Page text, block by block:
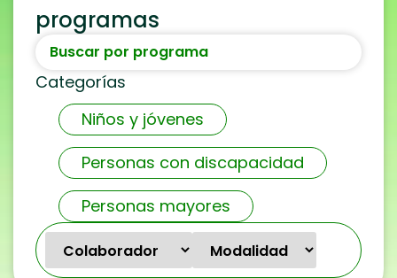
programas
Niños y jóvenes
Personas con discapacidad
Personas mayores
Categorías